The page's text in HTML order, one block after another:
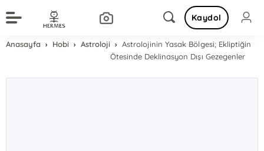
Kaydol
Anasayfa Hobi Astroloji
Astrolojinin Yasak Bölgesi; Ekliptiğin
Ötesinde Deklinasyon Dışı Gezegenler